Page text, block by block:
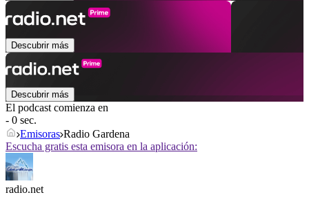
Descubrir más
Descubrir más
El podcast comienza en
- 0 sec.
Emisoras Radio Gardena
Escucha gratis esta emisora en la aplicación:
radio.net